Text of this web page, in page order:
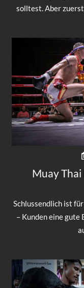
solltest. Aber
Muay
Schlussendlich ist
– Kunden eine gute